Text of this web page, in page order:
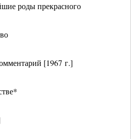
роды прекрасного
[1967 г.]